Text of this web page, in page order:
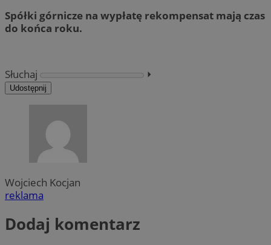
Spółki górnicze na wypłatę rekompensat mają czas
do końca roku.
Słuchaj ⏵︎
Udostępnij
Wojciech Kocjan
reklama
Dodaj komentarz